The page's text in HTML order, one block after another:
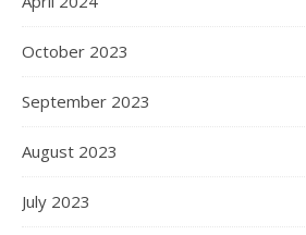
October 2023
September 2023
August 2023
July 2023